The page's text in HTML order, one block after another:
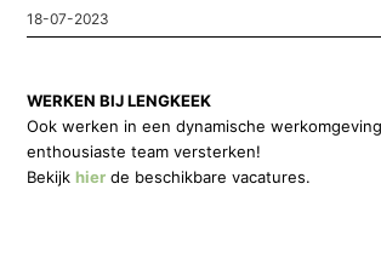
18-07-2023
WERKEN BIJ LENGKEEK
Ook werken in een dynamische
enthousiaste team versterken!
Bekijkhier de beschikbare vacatures.